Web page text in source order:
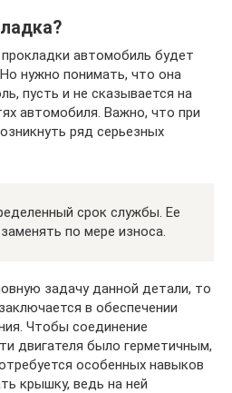
автомобиль будет
нужно понимать, что она
пусть и не сказывается на
автомобиля. Важно, что при
ряд серьезных
срок службы. Ее
по мере износа.
задачу данной детали, то
в обеспечении
Чтобы соединение
двигателя было герметичным,
особенных навыков
крышку, ведь на ней